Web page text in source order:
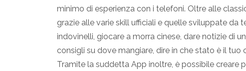
minimo di esperienza con i telefoni. Oltre alle
grazie alle varie skill ufficiali e quelle sviluppate da
indovinelli, giocare a morra cinese, dare notizie di
consigli su dove mangiare, dire in che stato è il tuo
Tramite la suddetta App inoltre, è possibile creare